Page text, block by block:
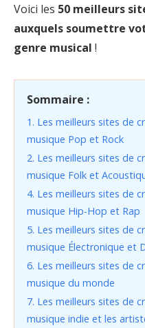
Voici les 50 meilleurs
auxquels soumettre
genre musical !
Sommaire :
1. Les meilleurs sites de
musique Pop et Rock
2. Les meilleurs sites de
musique Folk et
4. Les meilleurs sites de
musique Hip-Hop et Rap
5. Les meilleurs sites de
musique Électronique et
6. Les meilleurs sites de
musique du monde
7. Les meilleurs sites de
musique indie et les